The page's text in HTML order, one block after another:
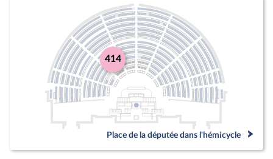
414
Place de la députée dans l'hémicycle